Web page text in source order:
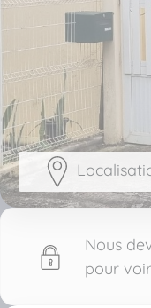
Nous
pour